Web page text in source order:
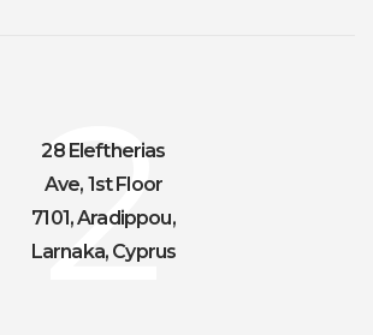
2
28 Eleftherias
Ave, 1st Floor
7101, Aradippou,
Larnaka, Cyprus